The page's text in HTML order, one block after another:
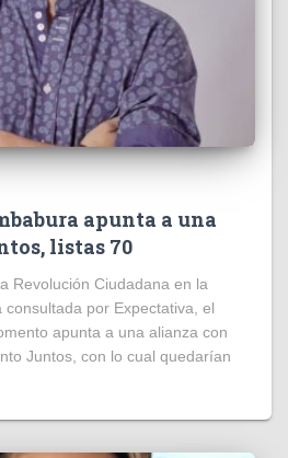
apunta a una
listas 70
Revolución Ciudadana en la
por Expectativa, el
apunta a una alianza con
Juntos, con lo cual quedarían